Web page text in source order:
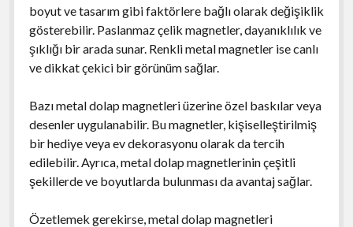
boyut ve tasarım gibi faktörlere bağlı olarak değişiklik
gösterebilir. Paslanmaz çelik magnetler, dayanıklılık ve
şıklığı bir arada sunar. Renkli metal magnetler ise canlı
ve dikkat çekici bir görünüm sağlar.
Bazı metal dolap magnetleri üzerine özel baskılar veya
desenler uygulanabilir. Bu magnetler, kişiselleştirilmiş
bir hediye veya ev dekorasyonu olarak da tercih
edilebilir. Ayrıca, metal dolap magnetlerinin çeşitli
şekillerde ve boyutlarda bulunması da avantaj sağlar.
Özetlemek gerekirse, metal dolap magnetleri